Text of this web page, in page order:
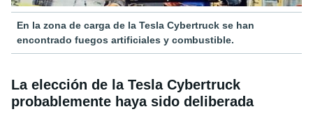
En la zona de carga de la Tesla Cybertruck se han
encontrado fuegos artificiales y combustible.
La elección de la Tesla Cybertruck
probablemente haya sido deliberada